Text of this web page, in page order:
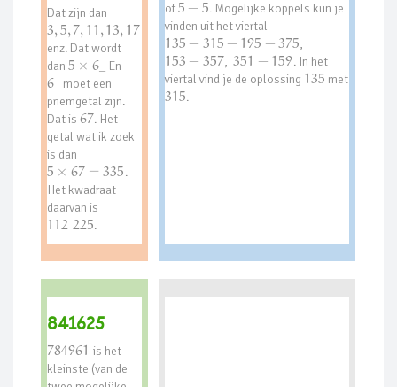
Dat zijn dan
3,5, 7, 11 , 13, 17
enz. Dat wordt
dan 5 × 6_ En
6
moet een
priemgetal zijn.
Dat is 67. Het
getal wat ik zoek
is dan
5 × 67 = 335.
Het kwadraat
daarvan is
112 225.
of5 − 5. Mogelijke koppels kun je
vinden uit het viertal
135 − 315 − 195 − 375,
153 − 357,351 − 159. In het
viertal vind je de oplossing 135 met
315.
841625
784961 is het
kleinste (van de